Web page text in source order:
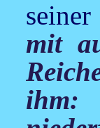
mit
ihm: